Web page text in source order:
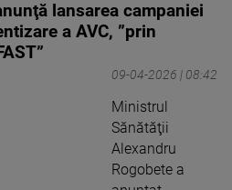
lansarea campaniei
a AVC, ”prin
09-04-2026 | 08:42
Ministrul
Sănătăţii
Alexandru
Rogobete a